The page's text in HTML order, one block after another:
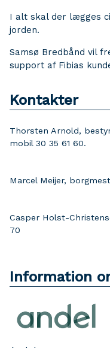
I alt skal der lægges
jorden.
Samsø Bredbånd vil
support af Fibias
Kontakter
Thorsten Arnold,
mobil 30 35 61 60.
Marcel Meijer,
Casper Holst-
70
Information